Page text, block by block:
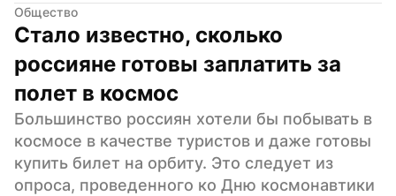
Общество
Стало известно, сколько
россияне готовы заплатить за
полет в космос
Большинство россиян хотели бы побывать в
космосе в качестве туристов и даже готовы
купить билет на орбиту. Это следует из
опроса, проведенного ко Дню космонавтики